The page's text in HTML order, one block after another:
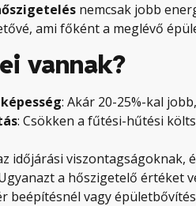
nemcsak jobb
ami főként a meglévő
vannak?
: Akár 20-25%-kal
: Csökken a fűtési-hűtési
időjárási viszontagságoknak,
a hőszigetelő értéket
beépítésnél vagy